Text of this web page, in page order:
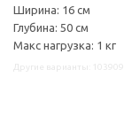
Ширина: 16 см
Глубина: 50 см
Макс нагрузка: 1 кг